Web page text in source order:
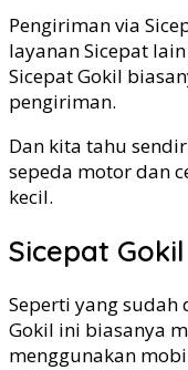
Pengiriman via
layanan Sicepat
Sicepat Gokil
pengiriman.
Dan kita tahu
sepeda motor dan
kecil.
Sicepat
Seperti yang sudah
Gokil ini biasanya
menggunakan